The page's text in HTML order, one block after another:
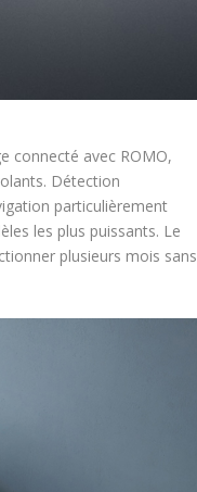
connecté avec ROMO,
Détection
particulièrement
les plus puissants. Le
plusieurs mois sans